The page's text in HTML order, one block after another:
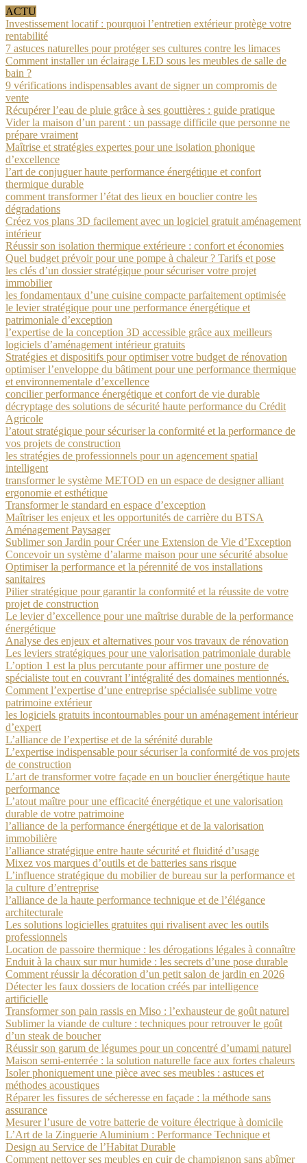
ACTU
Investissement locatif : pourquoi l’entretien extérieur protège votre
rentabilité
7 astuces naturelles pour protéger ses cultures contre les limaces
Comment installer un éclairage LED sous les meubles de salle de
bain ?
9 vérifications indispensables avant de signer un compromis de
vente
Récupérer l’eau de pluie grâce à ses gouttières : guide pratique
Vider la maison d’un parent : un passage difficile que personne ne
prépare vraiment
Maîtrise et stratégies expertes pour une isolation phonique
d’excellence
l’art de conjuguer haute performance énergétique et confort
thermique durable
comment transformer l’état des lieux en bouclier contre les
dégradations
Créez vos plans 3D facilement avec un logiciel gratuit aménagement
intérieur
Réussir son isolation thermique extérieure : confort et économies
Quel budget prévoir pour une pompe à chaleur ? Tarifs et pose
les clés d’un dossier stratégique pour sécuriser votre projet
immobilier
les fondamentaux d’une cuisine compacte parfaitement optimisée
le levier stratégique pour une performance énergétique et
patrimoniale d’exception
l’expertise de la conception 3D accessible grâce aux meilleurs
logiciels d’aménagement intérieur gratuits
Stratégies et dispositifs pour optimiser votre budget de rénovation
optimiser l’enveloppe du bâtiment pour une performance thermique
et environnementale d’excellence
concilier performance énergétique et confort de vie durable
décryptage des solutions de sécurité haute performance du Crédit
Agricole
l’atout stratégique pour sécuriser la conformité et la performance de
vos projets de construction
les stratégies de professionnels pour un agencement spatial
intelligent
transformer le système METOD en un espace de designer alliant
ergonomie et esthétique
Transformer le standard en espace d’exception
Maîtriser les enjeux et les opportunités de carrière du BTSA
Aménagement Paysager
Sublimer son Jardin pour Créer une Extension de Vie d’Exception
Concevoir un système d’alarme maison pour une sécurité absolue
Optimiser la performance et la pérennité de vos installations
sanitaires
Pilier stratégique pour garantir la conformité et la réussite de votre
projet de construction
Le levier d’excellence pour une maîtrise durable de la performance
énergétique
Analyse des enjeux et alternatives pour vos travaux de rénovation
Les leviers stratégiques pour une valorisation patrimoniale durable
L’option 1 est la plus percutante pour affirmer une posture de
spécialiste tout en couvrant l’intégralité des domaines mentionnés.
Comment l’expertise d’une entreprise spécialisée sublime votre
patrimoine extérieur
les logiciels gratuits incontournables pour un aménagement intérieur
d’expert
L’alliance de l’expertise et de la sérénité durable
L’expertise indispensable pour sécuriser la conformité de vos projets
de construction
L’art de transformer votre façade en un bouclier énergétique haute
performance
L’atout maître pour une efficacité énergétique et une valorisation
durable de votre patrimoine
l’alliance de la performance énergétique et de la valorisation
immobilière
l’alliance stratégique entre haute sécurité et fluidité d’usage
Mixez vos marques d’outils et de batteries sans risque
L’influence stratégique du mobilier de bureau sur la performance et
la culture d’entreprise
l’alliance de la haute performance technique et de l’élégance
architecturale
Les solutions logicielles gratuites qui rivalisent avec les outils
professionnels
Location de passoire thermique : les dérogations légales à connaître
Enduit à la chaux sur mur humide : les secrets d’une pose durable
Comment réussir la décoration d’un petit salon de jardin en 2026
Détecter les faux dossiers de location créés par intelligence
artificielle
Transformer son pain rassis en Miso : l’exhausteur de goût naturel
Sublimer la viande de culture : techniques pour retrouver le goût
d’un steak de boucher
Réussir son garum de légumes pour un concentré d’umami naturel
Maison semi-enterrée : la solution naturelle face aux fortes chaleurs
Isoler phoniquement une pièce avec ses meubles : astuces et
méthodes acoustiques
Réparer les fissures de sécheresse en façade : la méthode sans
assurance
Mesurer l’usure de votre batterie de voiture électrique à domicile
L’Art de la Zinguerie Aluminium : Performance Technique et
Design au Service de l’Habitat Durable
Comment nettoyer ses meubles en cuir de champignon sans abîmer